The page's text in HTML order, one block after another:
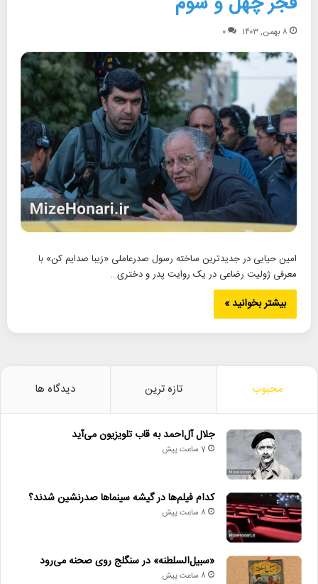
۸ بهمن, ۱۴۰۳ ۰
امین حیایی در جدیدترین ساخته رسول صدرعاملی «زیبا صدایم کن» با
معرفی ژولیت رضاعی در یک روایت پدر و دختری…
بیشتر بخوانید »
محبوب تازه ترین دیدگاه ها
جلال آل‌احمد به قاب تلویزیون می‌آید
7 ساعت پیش
کدام فیلم‌ها در گیشه سینماها صدرنشین شدند؟
8 ساعت پیش
«سبیل‌السلطنه» در سنگلج روی صحنه می‌رود
8 ساعت پیش